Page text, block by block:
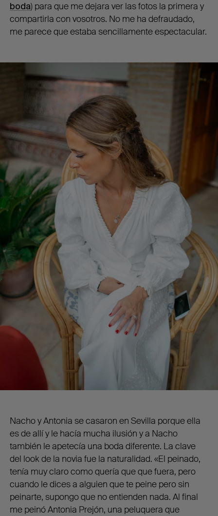
boda) para que me dejara ver las fotos la primera y
compartirla con vosotros. No me ha defraudado,
me parece que estaba sencillamente espectacular.
Nacho y Antonia se casaron en Sevilla porque ella
es de allí y le hacía mucha ilusión y a Nacho
también le apetecía una boda diferente. La clave
del look de la novia fue la naturalidad. «El peinado,
tenía muy claro como quería que que fuera, pero
cuando le dices a alguien que te peine pero sin
peinarte, supongo que no entienden nada. Al final
me peinó Antonia Prejón, una peluquera que